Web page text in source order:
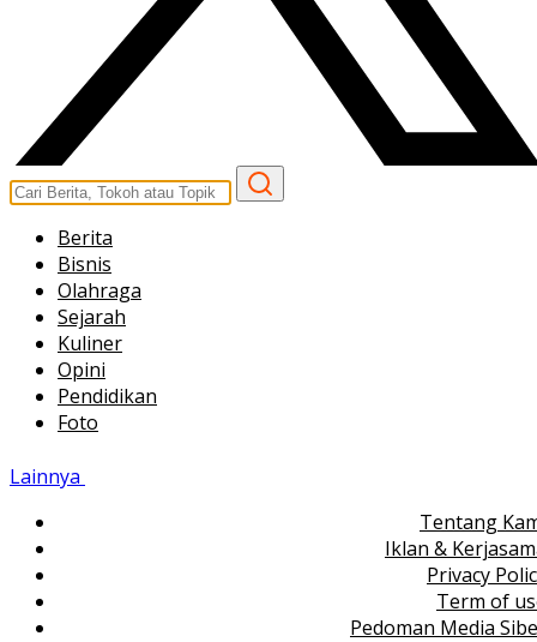
Berita
Bisnis
Olahraga
Sejarah
Kuliner
Opini
Pendidikan
Foto
Lainnya
Tentang
Iklan &
Privacy
Term of
Pedoman Media